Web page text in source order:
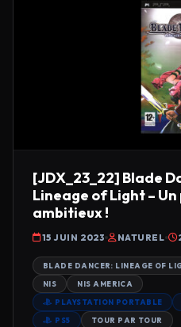
[JDX_23_22] Blade
Lineage of Light –
ambitieux !
15 JUIN 2023 NATUREL
BLADE DANCER: LINEAGE OF
NIS NIS AMERICA
PLAYSTATION PORTABLE
PS5 TOUR PAR TOUR